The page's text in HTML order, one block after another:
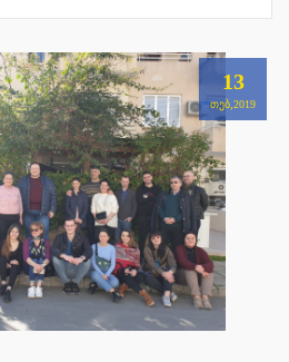
13
ᲗᲔᲑ,2019